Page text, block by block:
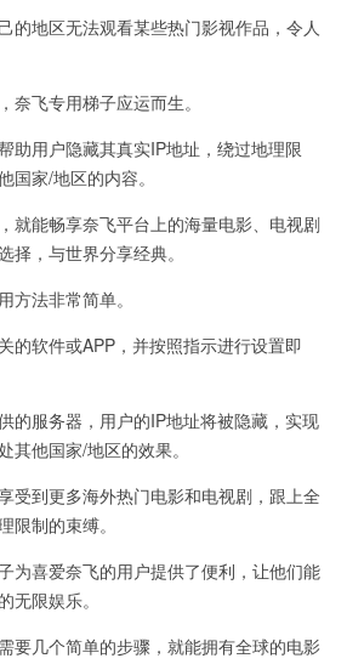
地区无法观看某些热门影视作品，令人
飞专用梯子应运而生。
用户隐藏其真实IP地址，绕过地理限
国家/地区的内容。
能畅享奈飞平台上的海量电影、电视剧
择，与世界分享经典。
法非常简单。
软件或APP，并按照指示进行设置即
服务器，用户的IP地址将被隐藏，实现
其他国家/地区的效果。
到更多海外热门电影和电视剧，跟上全
限制的束缚。
喜爱奈飞的用户提供了便利，让他们能
无限娱乐。
几个简单的步骤，就能拥有全球的电影